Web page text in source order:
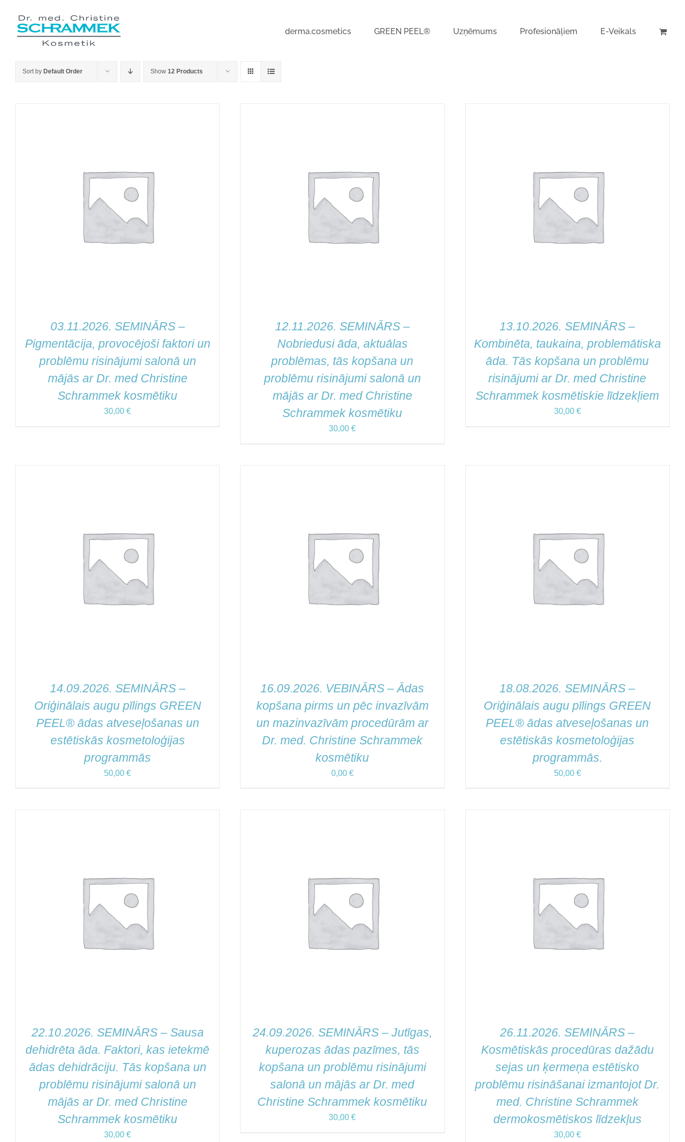
content
derma.cosmetics GREEN PEEL® Uzņēmums Profesionāļiem E-Veikals
Sort by Default Order Show 12 Products
03.11.2026. SEMINĀRS –
Pigmentācija, provocējoši faktori un
problēmu risinājumi salonā un
mājās ar Dr. med Christine
Schrammek kosmētiku
30,00€
PIEVIENOT GROZAM
12.11.2026. SEMINĀRS –
Nobriedusi āda, aktuālas
problēmas, tās kopšana un
problēmu risinājumi salonā un
mājās ar Dr. med Christine
Schrammek kosmētiku
30,00€
PIEVIENOT GROZAM
13.10.2026. SEMINĀRS –
Kombinēta, taukaina, problemātiska
āda. Tās kopšana un problēmu
risinājumi ar Dr. med Christine
Schrammek kosmētiskie līdzekļiem
30,00 €
14.09.2026. SEMINĀRS –
Oriģinālais augu pīlings GREEN
PEEL® ādas atveseļošanas un
estētiskās kosmetoloģijas
programmās
50,00€
PIEVIENOT GROZAM
16.09.2026. VEBINĀRS – Ādas
kopšana pirms un pēc invazīvām
un mazinvazīvām procedūrām ar
Dr. med. Christine Schrammek
kosmētiku
0,00 €
PIEVIENOT GROZAM
18.08.2026. SEMINĀRS –
Oriģinālais augu pīlings GREEN
PEEL® ādas atveseļošanas un
estētiskās kosmetoloģijas
programmās.
50,00 €
22.10.2026. SEMINĀRS – Sausa
dehidrēta āda. Faktori, kas ietekmē
ādas dehidrāciju. Tās kopšana un
problēmu risinājumi salonā un
mājās ar Dr. med Christine
Schrammek kosmētiku
30,00€
PIEVIENOT GROZAM
24.09.2026. SEMINĀRS – Jutīgas,
kuperozas ādas pazīmes, tās
kopšana un problēmu risinājumi
salonā un mājās ar Dr. med
Christine Schrammek kosmētiku
30,00€
PIEVIENOT GROZAM
26.11.2026. SEMINĀRS –
Kosmētiskās procedūras dažādu
sejas un ķermeņa estētisko
problēmu risināšanai izmantojot Dr.
med. Christine Schrammek
dermokosmētiskos līdzekļus
30,00 €